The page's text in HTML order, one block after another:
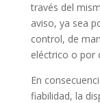
través del
aviso, ya sea
control, de
eléctrico o por
En
fiabilidad, la